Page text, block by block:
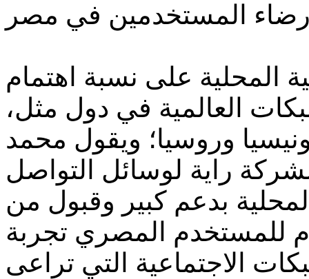
المحلية على نسبة اهتمام
العالمية في دول مثل،
وروسيا؛ ويقول محمد
راية لوسائل التواصل
بدعم كبير وقبول من
للمستخدم المصري تجربة
الاجتماعية التي تراعى